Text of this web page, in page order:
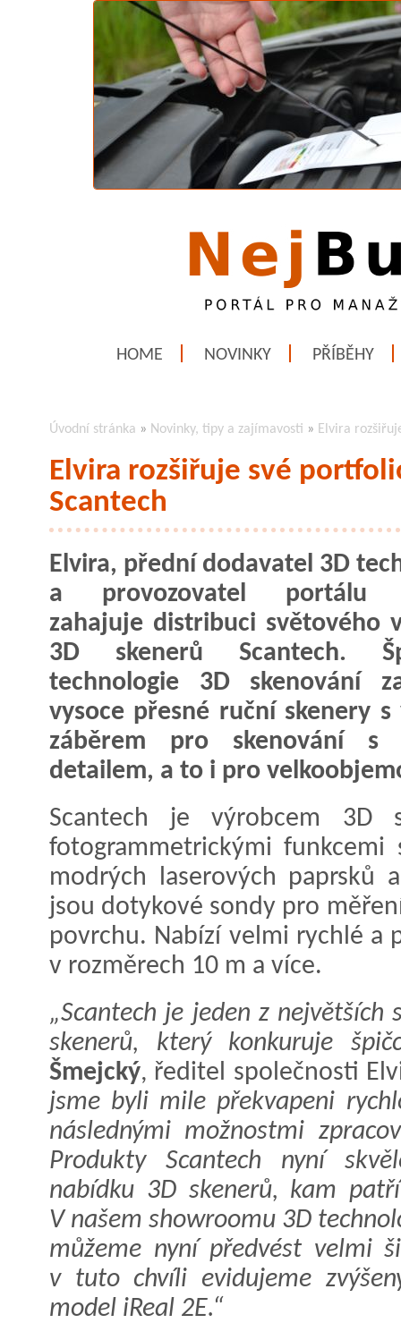
HOME NOVINKY PŘÍBĚHY
Úvodní stránka » Novinky, tipy a zajímavosti » Elvira
Elvira rozšiřuje své
Scantech
Elvira, přední dodavatel 3D
a provozovatel portálu
zahajuje distribuci světového
3D skenerů Scantech.
technologie 3D skenování
vysoce přesné ruční skenery s
záběrem pro skenování s
detailem, a to i pro
Scantech je výrobcem 3D
fotogrammetrickými funkcemi
modrých laserových paprsků
jsou dotykové sondy pro
povrchu. Nabízí velmi rychlé a
v rozměrech 10 m a více.
„Scantech je jeden z největších
skenerů, který konkuruje
Šmejcký, ředitel společnosti
jsme byli mile překvapeni
následnými možnostmi
Produkty Scantech nyní
nabídku 3D skenerů, kam
V našem showroomu 3D
můžeme nyní předvést velmi
v tuto chvíli evidujeme
model iReal 2E.“